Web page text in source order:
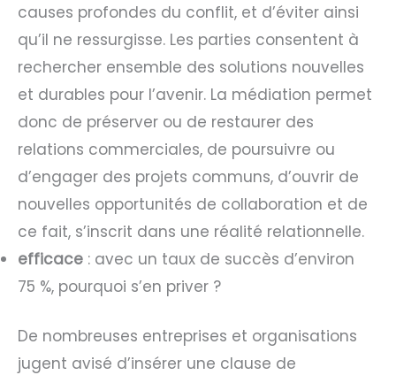
causes profondes du conflit, et d’éviter ainsi
qu’il ne ressurgisse. Les parties consentent à
rechercher ensemble des solutions nouvelles
et durables pour l’avenir. La médiation permet
donc de préserver ou de restaurer des
relations commerciales, de poursuivre ou
d’engager des projets communs, d’ouvrir de
nouvelles opportunités de collaboration et de
ce fait, s’inscrit dans une réalité relationnelle.
efficace : avec un taux de succès d’environ
75 %, pourquoi s’en priver ?
De nombreuses entreprises et organisations
jugent avisé d’insérer une clause de